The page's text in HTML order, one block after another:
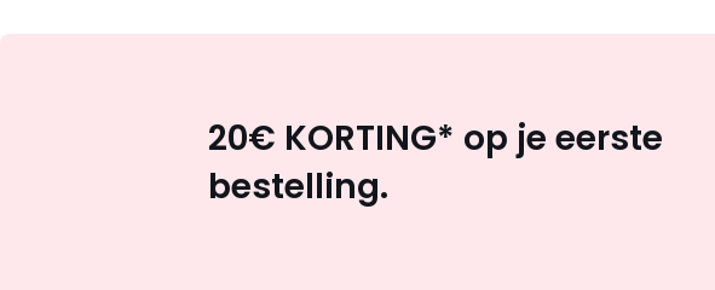
20€ KORTING* op je eerste
bestelling.